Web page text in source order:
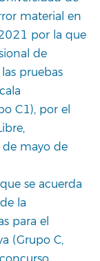
material en
por la que
de
pruebas
C1), por el
mayo de
se acuerda
la
para el
(Grupo C,